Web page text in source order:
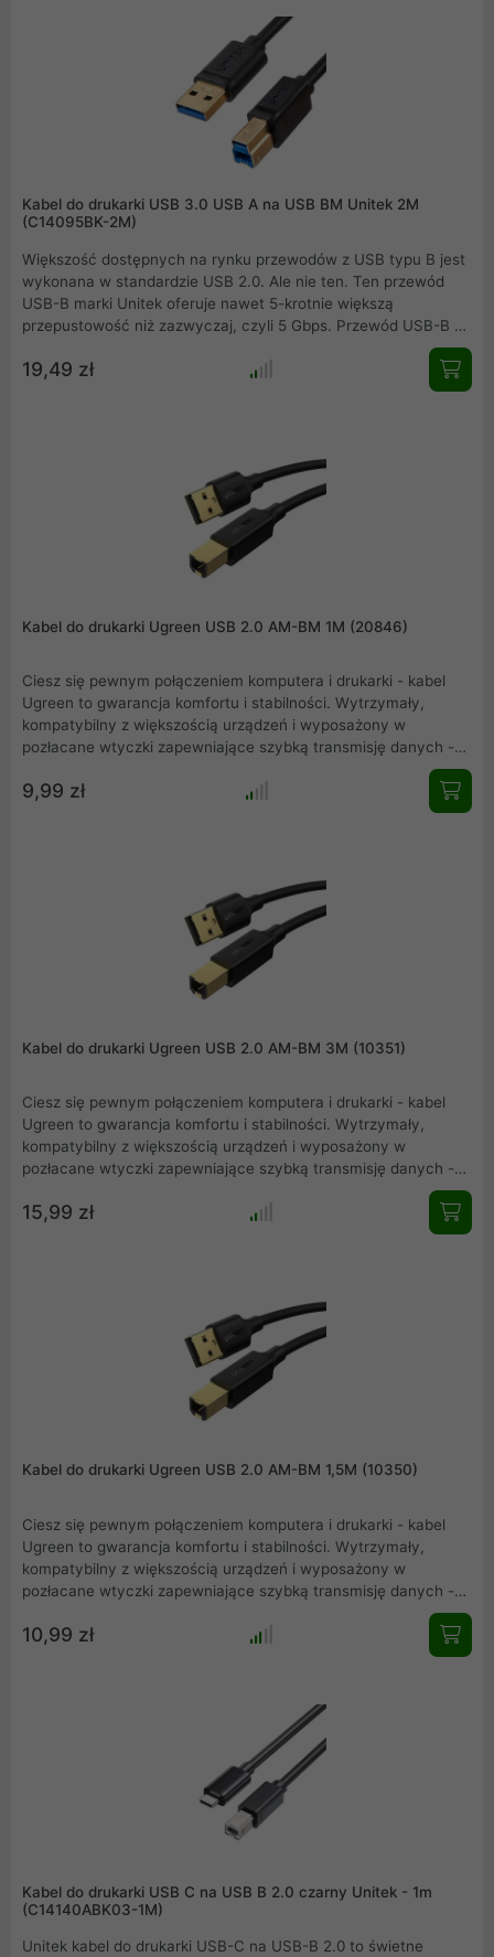
Kabel do drukarki USB 3.0 USB A na USB BM Unitek 2M
(C14095BK-2M)
Większość dostępnych na rynku przewodów z USB typu B jest
wykonana w standardzie USB 2.0. Ale nie ten. Ten przewód
USB-B marki Unitek oferuje nawet 5-krotnie większą
przepustowość niż zazwyczaj, czyli 5 Gbps. Przewód USB-B w
podłączenie szybkich stacji dokujących do dysków twardych
czy hubów USB, ale można go użyć także do drukarki czy
19,49 zł
Kabel do drukarki Ugreen USB 2.0 AM-BM 1M (20846)
Ciesz się pewnym połączeniem komputera i drukarki - kabel
Ugreen to gwarancja komfortu i stabilności. Wytrzymały,
kompatybilny z większością urządzeń i wyposażony w
pozłacane wtyczki zapewniające szybką transmisję danych -
9,99 zł
Kabel do drukarki Ugreen USB 2.0 AM-BM 3M (10351)
Ciesz się pewnym połączeniem komputera i drukarki - kabel
Ugreen to gwarancja komfortu i stabilności. Wytrzymały,
kompatybilny z większością urządzeń i wyposażony w
pozłacane wtyczki zapewniające szybką transmisję danych -
15,99 zł
Kabel do drukarki Ugreen USB 2.0 AM-BM 1,5M (10350)
Ciesz się pewnym połączeniem komputera i drukarki - kabel
Ugreen to gwarancja komfortu i stabilności. Wytrzymały,
kompatybilny z większością urządzeń i wyposażony w
pozłacane wtyczki zapewniające szybką transmisję danych -
10,99 zł
Kabel do drukarki USB C na USB B 2.0 czarny Unitek - 1m
(C14140ABK03-1M)
Unitek kabel do drukarki USB-C na USB-B 2.0 to świetne